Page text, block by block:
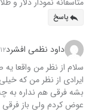
پاسخ
داود نظمی افشرد
سلام از نظر من واقعا
ایرادی از نظر من که
بشه فرقی هم نداره به
عوض کردم ولی باز فرقی